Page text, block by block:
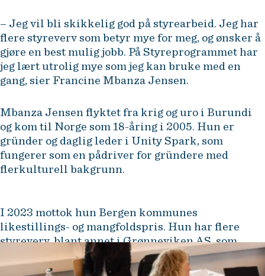
– Jeg vil bli skikkelig god på styrearbeid. Jeg har
flere styreverv som betyr mye for meg, og ønsker å
gjøre en best mulig jobb. På Styreprogrammet har
jeg lært utrolig mye som jeg kan bruke med en
gang, sier Francine Mbanza Jensen.
Mbanza Jensen flyktet fra krig og uro i Burundi
og kom til Norge som 18-åring i 2005. Hun er
gründer og daglig leder i Unity Spark, som
fungerer som en pådriver for gründere med
flerkulturell bakgrunn.
I 2023 mottok hun Bergen kommunes
likestillings- og mangfoldspris. Hun har flere
styreverv, blant annet i Grønneviken AS, som
tilbyr jobb- og opplæringsmuligheter til personer
som har utfordringer med å komme inn på det